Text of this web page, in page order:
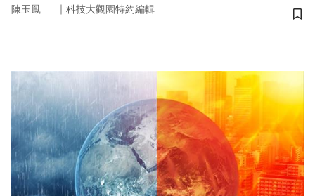
陳玉鳳 ｜ 科技大觀園特約編輯
儲